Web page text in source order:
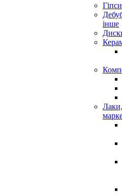
Гіпси
інше
Лаки,